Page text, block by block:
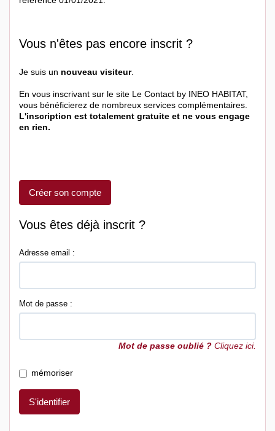
Vous n'êtes pas encore inscrit ?
Je suis un nouveau visiteur.
En vous inscrivant sur le site Le Contact by INEO HABITAT,
vous bénéficierez de nombreux services complémentaires.
L'inscription est totalement gratuite et ne vous engage
en rien.
Créer son compte
Vous êtes déjà inscrit ?
Adresse email :
Mot de passe :
Mot de passe oublié ? Cliquez ici.
mémoriser
S'identifier